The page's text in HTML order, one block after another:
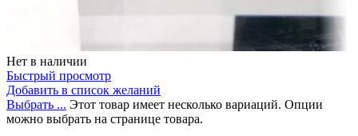
Нет в наличии
Быстрый просмотр
Добавить в список желаний
Выбрать ... Этот товар имеет несколько вариаций. Опции
можно выбрать на странице товара.